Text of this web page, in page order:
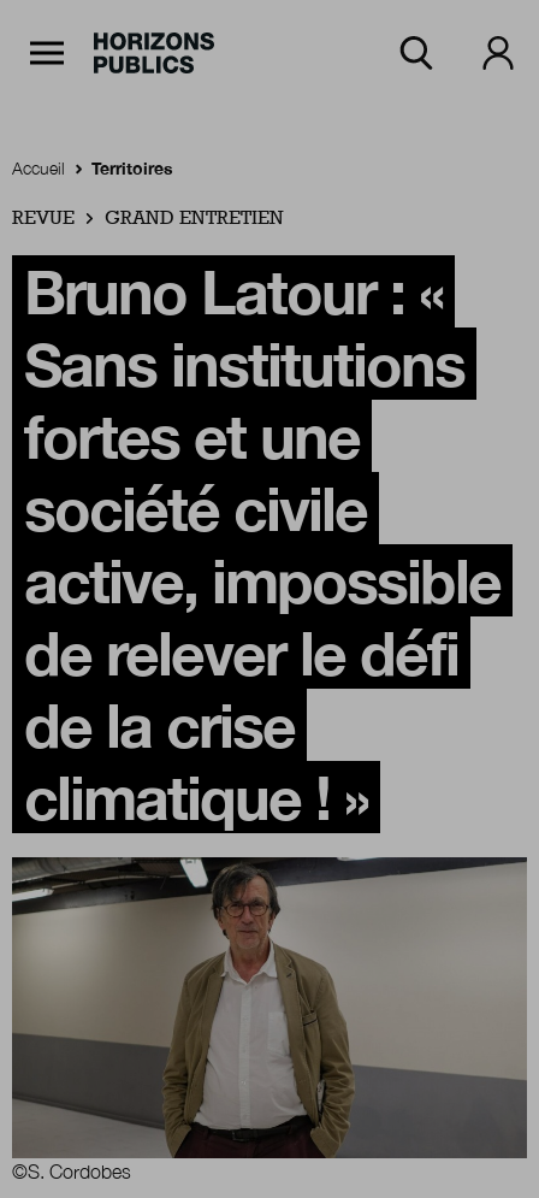
Accueil
Rubriques
Thèmes
Numéros
Boutique
Qui sommes-nous ?
Nous contacter
Newsletter
Renseignez votre email afin de suivre l'actualité
de la transformation publique.
Nous suivre
Accueil Territoires
REVUE GRAND ENTRETIEN
Bruno Latour : «
Sans institutions
fortes et une
société civile
active, impossible
de relever le défi
de la crise
climatique ! »
©S. Cordobes